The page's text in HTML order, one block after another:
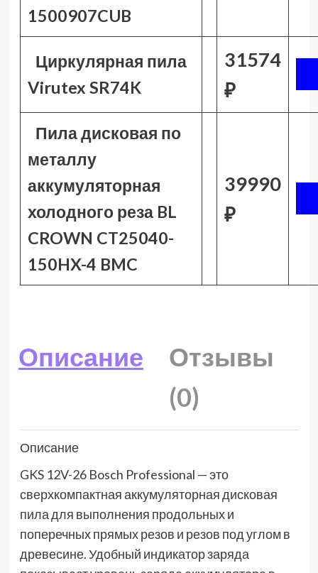
1500907CUB
Циркулярная пила
Virutex SR74K
31574
₽
Пила дисковая по
металлу
аккумуляторная
холодного реза BL
CROWN CT25040-
150HX-4 BMC
39990
₽
Описание
Отзывы
(0)
Описание
GKS 12V-26 Bosch Professional — это
сверхкомпактная аккумуляторная дисковая
пила для выполнения продольных и
поперечных прямых резов и резов под углом в
древесине. Удобный индикатор заряда